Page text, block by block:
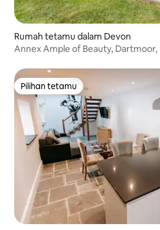
Rumah tetamu dalam Devon
Annex Ample of Beauty, Dartmoor,
Pilihan tetamu
Pilihan tetamu